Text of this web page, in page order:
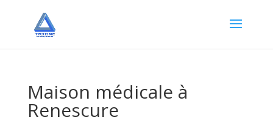
Maison médicale à
Renescure